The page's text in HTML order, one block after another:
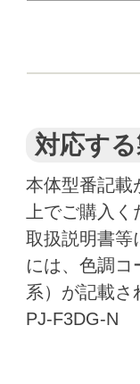
対応す
本体型番記載
上でご購入く
取扱説明書等
には、色調コ
系）が記載さ
PJ-F3DG-N